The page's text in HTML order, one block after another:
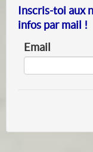
Inscris-toi aux
infos par mail !
Email